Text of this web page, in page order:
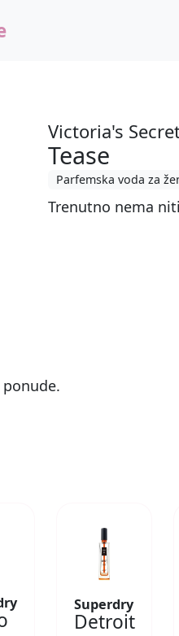
Victoria's
Tease
Parfemska voda za
Trenutno nema
Superdry
Detroit